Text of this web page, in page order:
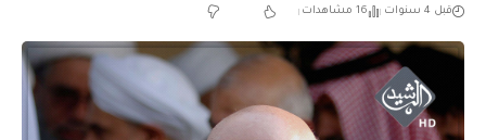
قبل 4 سنوات 16 مشاهدات